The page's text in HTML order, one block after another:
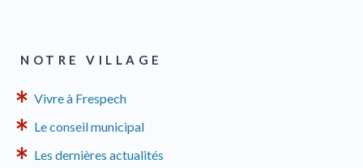
NOTRE VILLAGE
Vivre à Frespech
Le conseil municipal
Les dernières actualités